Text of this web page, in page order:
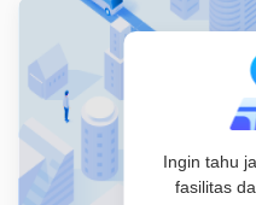
Ingin tahu
fasilitas